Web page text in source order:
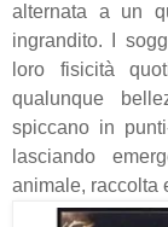
alternata a un
ingrandito. I
loro fisicità
qualunque
spiccano in
lasciando
animale, raccolta